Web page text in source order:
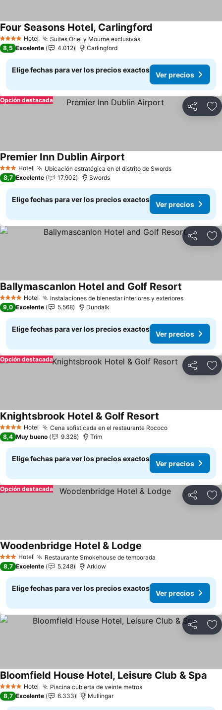
4 EstrellasHotel Suites Oriel y Mourne exclusivasVer precios
Four Seasons Hotel, Carlingford
8,5 Excelente 4.012 Carlingford
Elige fechas para ver los precios exactos
Ver precios
Compartir
Opción destacada
3 Estrellas
Hotel Ubicación estratégica en el distrito de SwordsVer precios
Premier Inn Dublin Airport
8,7 Excelente 17.902 Swords
Elige fechas para ver los precios exactos
Ver precios
Compartir
4 EstrellasHotel Instalaciones de bienestar interiores y exterioresVer
Ballymascanlon Hotel and Golf Resort
9,0 Excelente 5.568 Dundalk
Elige fechas para ver los precios exactos
Ver precios
Compartir
Opción destacada
4 EstrellasHotel Cena sofisticada en el restaurante RococoVer precios
Knightsbrook Hotel & Golf Resort
8,4 Muy bueno 9.328 Trim
Elige fechas para ver los precios exactos
Ver precios
Compartir
Opción destacada
3 Estrellas
Hotel Restaurante Smokehouse de temporada
Woodenbridge Hotel & Lodge
8,7 Excelente 5.248 Arklow
Elige fechas para ver los precios exactos
Ver precios
Compartir
4 EstrellasHotel Piscina cubierta de veinte metrosVer precios
Bloomfield House Hotel, Leisure Club & Spa
8,7 Excelente 6.333 Mullingar